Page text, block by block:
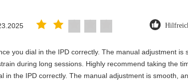
you dial in the IPD correctly. The manual adjustment is
during long sessions. Highly recommend taking the
in the IPD correctly. The manual adjustment is smooth,